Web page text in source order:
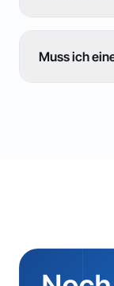
Muss ich